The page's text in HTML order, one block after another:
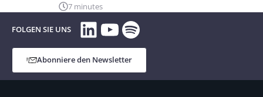
7 minutes
FOLGEN SIE UNS LinkedIn
YouTube
Spotify
Abonniere den Newsletter